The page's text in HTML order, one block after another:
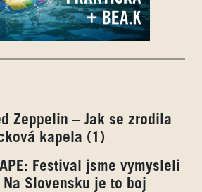
Zeppelin – Jak se zrodila
kapela (1)
Festival jsme vymysleli
Slovensku je to boj